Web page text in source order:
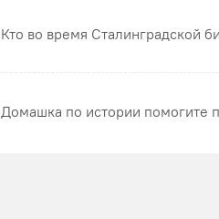
Кто во время Сталинградской
Домашка по истории помогите